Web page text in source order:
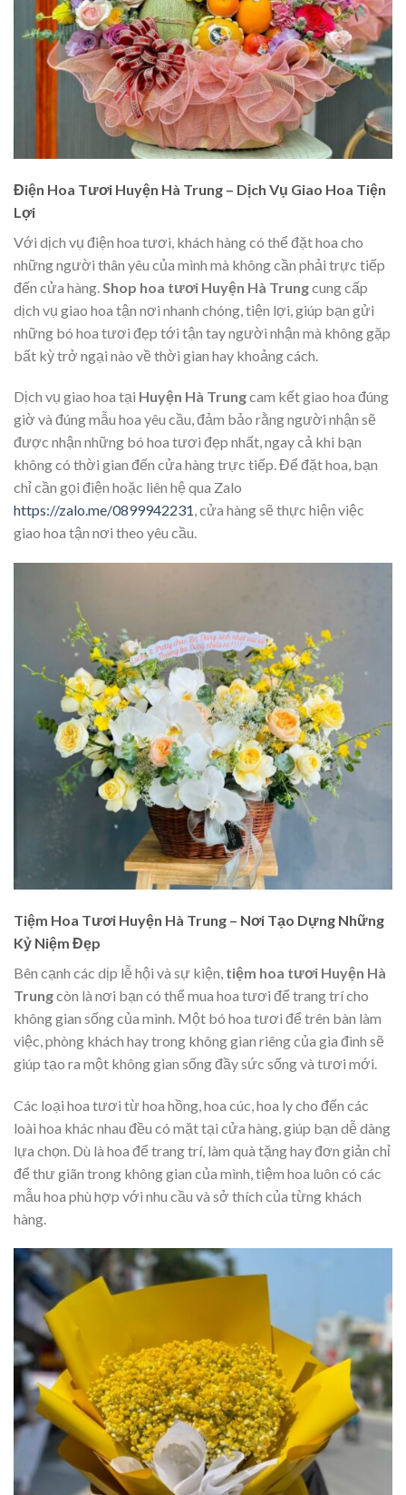
Điện Hoa Tươi Huyện Hà Trung – Dịch Vụ Giao Hoa Tiện
Lợi
Với dịch vụ điện hoa tươi, khách hàng có thể đặt hoa cho
những người thân yêu của mình mà không cần phải trực tiếp
đến cửa hàng. Shop hoa tươi Huyện Hà Trungcung cấp
dịch vụ giao hoa tận nơi nhanh chóng, tiện lợi, giúp bạn gửi
những bó hoa tươi đẹp tới tận tay người nhận mà không gặp
bất kỳ trở ngại nào về thời gian hay khoảng cách.
Dịch vụ giao hoa tại Huyện Hà Trungcam kết giao hoa đúng
giờ và đúng mẫu hoa yêu cầu, đảm bảo rằng người nhận sẽ
được nhận những bó hoa tươi đẹp nhất, ngay cả khi bạn
không có thời gian đến cửa hàng trực tiếp. Để đặt hoa, bạn
chỉ cần gọi điện hoặc liên hệ qua Zalo
https://zalo.me/0899942231, cửa hàng sẽ thực hiện việc
giao hoa tận nơi theo yêu cầu.
Tiệm Hoa Tươi Huyện Hà Trung – Nơi Tạo Dựng Những
Kỷ Niệm Đẹp
Bên cạnh các dịp lễ hội và sự kiện, tiệm hoa tươi Huyện Hà
Trungcòn là nơi bạn có thể mua hoa tươi để trang trí cho
không gian sống của mình. Một bó hoa tươi để trên bàn làm
việc, phòng khách hay trong không gian riêng của gia đình sẽ
giúp tạo ra một không gian sống đầy sức sống và tươi mới.
Các loại hoa tươi từ hoa hồng, hoa cúc, hoa ly cho đến các
loài hoa khác nhau đều có mặt tại cửa hàng, giúp bạn dễ dàng
lựa chọn. Dù là hoa để trang trí, làm quà tặng hay đơn giản chỉ
để thư giãn trong không gian của mình, tiệm hoa luôn có các
mẫu hoa phù hợp với nhu cầu và sở thích của từng khách
hàng.